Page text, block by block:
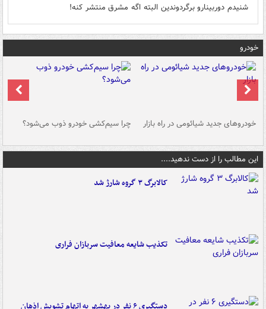
شنیدم دوربینارو برگردوندین البته اگه مشرق منتشر کنه!
خودرو
خودروهای جدید شیائومی در راه بازار چرا سیم‌کشی خودرو ذوب می‌شود؟
این مطالب را از دست ندهید....
کالابرگ ۳ گروه شارژ شد
تکذیب شایعه معافیت سربازان فراری
دستگیری ۶ نفر در بهشهر به اتهام تشویش اذهان